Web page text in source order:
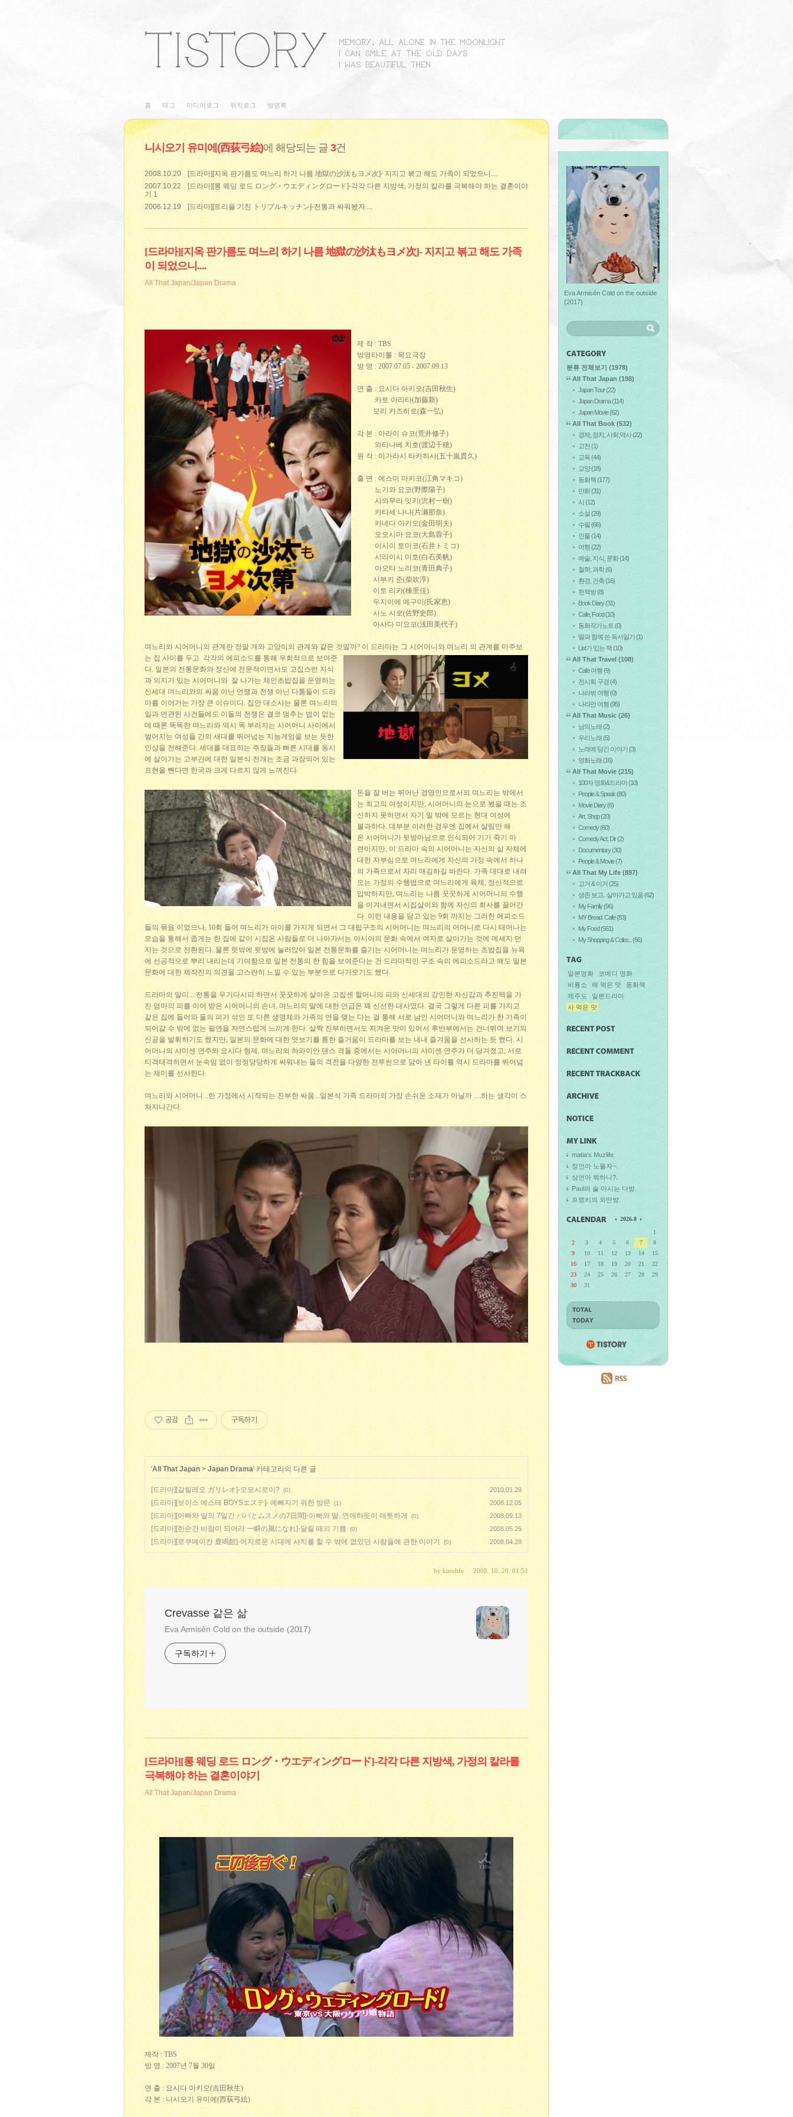
홈 태그 미디어로그 위치로그 방명록
니시오기 유미에(西荻弓絵)에 해당되는 글3건
2008.10.20
[드라마][지옥 판가름도 며느리 하기 나름 地獄の沙汰もヨメ次]- 지지고 볶고 해도 가족이 되었으니....
2007.10.22
[드라마][롱 웨딩 로드 ロング・ウエディングロード]-각각 다른 지방색, 가정의 칼라를 극복해야 하는 결혼이야
기 1
2006.12.19
[드라마][트리플 기친 トリプルキッチン]-전통과 싸워봤자....
[드라마][지옥 판가름도 며느리 하기 나름 地獄の沙汰もヨメ次]- 지지고 볶고 해도 가족
이 되었으니....
All That Japan/Japan Drama
제 작 : TBS
방영타이틀 : 목요극장
방 영 : 2007.07.05 - 2007.09.13
연 출 : 요시다 아키오(吉田秋生)
카토 아라타(加藤新)
모리 카즈히로(森一弘)
각 본 : 아라이 슈코(荒井修子)
와타나베 치호(渡辺千穂)
원 작 : 이가라시 타카히사(五十嵐貴久)
출 연 : 에스미 마키코(江角マキコ)
노기와 요코(野際陽子)
사와무라 잇키(沢村一樹)
카타세 나나(片瀬那奈)
카네다 아키오(金田明夫)
오오시마 요코(大島蓉子)
이시이 토미코(石井トミコ)
시라이시 미호(白石美帆)
아오타 노리코(青田典子)
시부키 준(柴吹淳)
이토 리카(棟里佳)
우지이에 메구미(氏家恵)
사노 시로(佐野史郎)
아사다 미요코(浅田美代子)
며느리와 시어머니의 관계란 정말 개와 고양이의 관계와 같은 것일까? 이 드라마는 그 시어머니와 며느리 의 관계를 마주보
는 집 사이를 두고 각각의 에피소드를 통해 우회적으로 보여준
다. 일본의 전통문화와 정신에 전문적이면서도 고집스런 지식
과 의지가 있는 시어머니와 잘 나가는 체인초밥집을 운영하는
신세대 며느리와의 싸움 아닌 언쟁과 전쟁 아닌 다툼들이 드라
마를 이어가는 가장 큰 이슈이다. 집안 대소사는 물론 며느리의
일과 연관된 사건들에도 이들의 전쟁은 결코 멈추는 법이 없는
데 때론 똑똑한 며느리와 역시 똑 부러지는 시어머니 사이에서
벌어지는 여성들 간의 새대를 뛰어넘는 지능게임을 보는 듯한
인상을 전해준다. 세대를 대표하는 주장들과 빠른 시대를 동시
에 살아가는 고부간에 대한 일본식 전개는 조금 과장되어 있는
표현을 뺀다면 한국과 크게 다르지 않게 느껴진다.
돈을 잘 버는 뛰어난 경영인으로서의 며느리는 밖에서
는 최고의 여성이지만, 시어머니의 눈으로 봤을 때는 조
신하지 못하면서 자기 일 밖에 모르는 현대 여성에
불과하다. 대부분 이러한 경우엔 집에서 살림만 해
온 시어머니가 뒷방마님으로 인식되어 기가 죽기 마
련이지만, 이 드라마 속의 시어머니는 자신의 삶 자체에
대한 자부심으로 며느리에게 자신의 가정 속에서 하나
의 가족으로서 자리 매김하길 바란다. 가족 대대로 내려
오는 가정의 수행법으로 며느리에게 육체, 정신적으로
압박하지만, 며느리는 나름 꿋꿋하게 시어머니의 수행
을 이겨내면서 시집살이와 함께 자신의 회사를 끌어간
다. 이런 내용을 담고 있는 9회 까지는 그러한 에피소드
들의 묶음 이었으나, 10회 들어 며느리가 아이를 가지게 되면서 그 대립구조의 시어머니는 며느리의 어머니로 다시 태어나는
모습을 통해서 좁게는 한 집에 같이 시집온 사람들로 더 나아가서는 아시아의 문화 속에서 여자로 살아가는 것에 메세지 던
지는 것으로 전환된다. 물론 뜻밖에 뒷방에 눌러앉아 일본 전통문화를 즐기는 시어머니는 며느리가 운영하는 초밥집을 뉴욕
에 선공적으로 뿌리 내리는데 기여함으로 일본 전통의 한 힘을 보여준다는 건 드라마적인 구조 속의 에피소드라고 해도 일본
문화에 대한 제작진의 의견을 고스란히 느낄 수 있는 부분으로 다가오기도 했다.
드라마의 말미....전통을 우기다시피 하면서 꿋꿋하게 살아온 고집센 할머니의 피와 신세대의 강인한 자신감과 추진력을 가
진 엄마의 피를 이어 받은 시어머니의 손녀, 며느리의 딸에 대한 언급은 꽤 신선한 대사였다. 결국 그렇게 다른 피를 가지고
같은 집에 들어와 둘의 피가 섞인 또 다른 생명체와 가족의 연을 맺는 다는 걸 통해 서로 남인 시어머니와 며느리가 한 가족이
되어갈 수 밖에 없는 필연을 자연스럽게 느끼게 한다. 살짝 진부하면서도 지겨운 맛이 있어서 후반부에서는 건너뛰며 보기의
신공을 발휘하기도 했지만, 일본의 문화에 대한 엿보기를 통한 즐거움이 드라마를 보는 내내 즐겨움을 선사하는 듯 했다. 시
어머니의 샤미센 연주와 요시다 형제, 며느리의 하와이안 댄스 격돌 중에서는 시어머니의 샤미센 연주가 더 당겨졌고, 서로
티격태격하면서 눈속임 없이 정정당당하게 싸워내는 둘의 격전을 다양한 전투씬으로 담아 낸 타이틀 역시 드라마를 뛰어넘
는 재미를 선사한다.
며느리와 시어머니...한 가정에서 시작되는 진부한 싸움...일본식 가족 드라마의 가장 손쉬운 소재가 아닐까 ....하는 생각이 스
쳐지나간다.
공감 구독하기
'All That Japan>Japan Drama' 카테고리의 다른 글
[드라마][갈릴레오 ガリレオ]-오모시로이? (0) 2010.01.28
[드라마][보이스 에스테 BOYSエステ]- 예뻐지기 위한 방문 (1) 2008.12.05
[드라마][아빠와 딸의 7일간 パパとムスメの7日間]-아빠와 딸..연애하듯이 애틋하게 (0) 2008.09.13
[드라마][한순간 바람이 되어라 一瞬の風になれ]-달릴 때의 기쁨 (0) 2008.05.25
[드라마][로쿠메이칸 鹿鳴館]-어지로운 시대에 사치를 할 수 밖에 없었던 사람들에 관한 이야기 (0) 2008.04.28
bykinolife 2008. 10. 20. 01:51
Crevasse 같은 삶
Eva Armisén Cold on the outside (2017)
구독하기
[드라마][롱 웨딩 로드 ロング・ウエディングロード]-각각 다른 지방색, 가정의 칼라를
극복해야 하는 결혼이야기
All That Japan/Japan Drama
제작 : TBS
방 영 : 2007년 7월 30일
연 출 : 요시다 아키오(吉田秋生)
각 본 : 니시오기 유미에(西荻弓絵)
Eva Armisén Cold on the outside
(2017)
분류 전체보기 (1978)
All That Japan (198)
Japan Tour(22)
Japan Drama(114)
Japan Movie(62)
All That Book (532)
경제, 정치, 사회,역사(22)
고전 (1)
교육(44)
교양(18)
동화책(177)
만화(31)
시 (12)
소설 (29)
수필(66)
인물(14)
여행(22)
예술, 지식, 문화(14)
철학, 과학(6)
환경, 건축(16)
헌책방(8)
Book Diary(31)
Cafe, Food(10)
동화작가노트 (0)
딸과 함께 쓴 독서일기(1)
List가 있는 책(10)
All That Travel (108)
Cafe 여행(9)
전시회 구경(4)
나라밖 여행(0)
나라안 여행(95)
All That Music (26)
남의노래(2)
우리노래(5)
노래에 담긴 이야기(3)
영화노래(16)
All That Movie (215)
100자 영화&드라마(10)
People & Speak(80)
Movie Diary(6)
Art, Shop(20)
Comedy(60)
Comedy Act, Dir(2)
Documentary(30)
People & Movie(7)
All That My Life (897)
고거 & 이거 (25)
생존 보고.. 살아가고 있음(62)
My Family(96)
MY Bread. Cafe(83)
My Food(561)
My Shopping & Collec.. (66)
일본영화
코메디 영화
비룡소
해 먹은 맛
동화책
제주도
일본드라마
사 먹은 맛
matia's Muzlife.
정언아 노올자~.
상언아 뭐하니?.
Paul의 술 마시는 다방.
프랭키의 외딴방.
2026.8
1
2
3 4 5 6 7
8
9
10 11 12 13 14
15
16
17 18 19 20 21
22
23
24 25 26 27 28
29
30
31